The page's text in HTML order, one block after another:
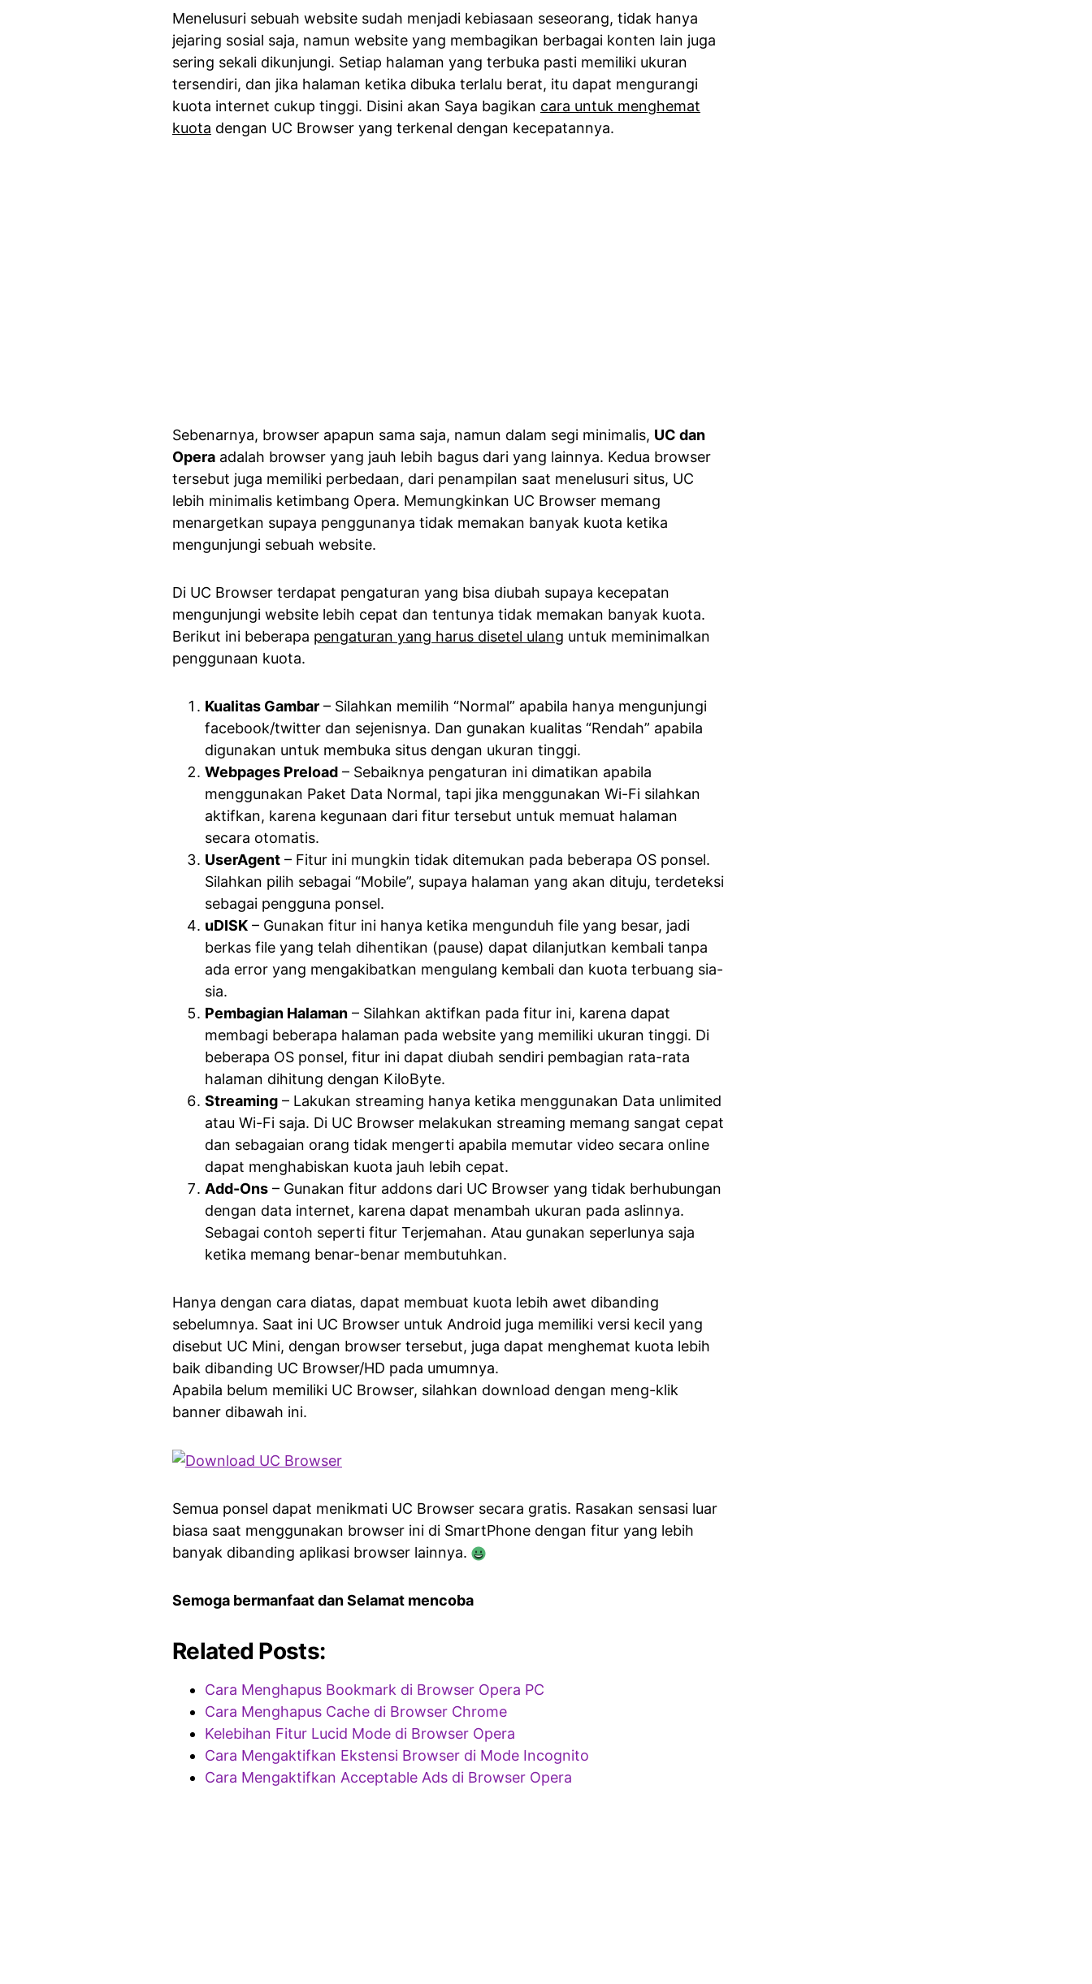
Menelusuri sebuah website sudah menjadi kebiasaan seseorang, tidak hanya
jejaring sosial saja, namun website yang membagikan berbagai konten lain juga
sering sekali dikunjungi. Setiap halaman yang terbuka pasti memiliki ukuran
tersendiri, dan jika halaman ketika dibuka terlalu berat, itu dapat mengurangi
kuota internet cukup tinggi. Disini akan Saya bagikan cara untuk menghemat
kuota dengan UC Browser yang terkenal dengan kecepatannya.
Sebenarnya, browser apapun sama saja, namun dalam segi minimalis, UC dan
Opera adalah browser yang jauh lebih bagus dari yang lainnya. Kedua browser
tersebut juga memiliki perbedaan, dari penampilan saat menelusuri situs, UC
lebih minimalis ketimbang Opera. Memungkinkan UC Browser memang
menargetkan supaya penggunanya tidak memakan banyak kuota ketika
mengunjungi sebuah website.
Di UC Browser terdapat pengaturan yang bisa diubah supaya kecepatan
mengunjungi website lebih cepat dan tentunya tidak memakan banyak kuota.
Berikut ini beberapa pengaturan yang harus disetel ulang untuk meminimalkan
penggunaan kuota.
Kualitas Gambar – Silahkan memilih “Normal” apabila hanya mengunjungi
facebook/twitter dan sejenisnya. Dan gunakan kualitas “Rendah” apabila
digunakan untuk membuka situs dengan ukuran tinggi.
Webpages Preload – Sebaiknya pengaturan ini dimatikan apabila
menggunakan Paket Data Normal, tapi jika menggunakan Wi-Fi silahkan
aktifkan, karena kegunaan dari fitur tersebut untuk memuat halaman
secara otomatis.
UserAgent – Fitur ini mungkin tidak ditemukan pada beberapa OS ponsel.
Silahkan pilih sebagai “Mobile”, supaya halaman yang akan dituju, terdeteksi
sebagai pengguna ponsel.
uDISK – Gunakan fitur ini hanya ketika mengunduh file yang besar, jadi
berkas file yang telah dihentikan (pause) dapat dilanjutkan kembali tanpa
ada error yang mengakibatkan mengulang kembali dan kuota terbuang sia-
sia.
Pembagian Halaman – Silahkan aktifkan pada fitur ini, karena dapat
membagi beberapa halaman pada website yang memiliki ukuran tinggi. Di
beberapa OS ponsel, fitur ini dapat diubah sendiri pembagian rata-rata
halaman dihitung dengan KiloByte.
Streaming – Lakukan streaming hanya ketika menggunakan Data unlimited
atau Wi-Fi saja. Di UC Browser melakukan streaming memang sangat cepat
dan sebagaian orang tidak mengerti apabila memutar video secara online
dapat menghabiskan kuota jauh lebih cepat.
Add-Ons – Gunakan fitur addons dari UC Browser yang tidak berhubungan
dengan data internet, karena dapat menambah ukuran pada aslinnya.
Sebagai contoh seperti fitur Terjemahan. Atau gunakan seperlunya saja
ketika memang benar-benar membutuhkan.
Hanya dengan cara diatas, dapat membuat kuota lebih awet dibanding
sebelumnya. Saat ini UC Browser untuk Android juga memiliki versi kecil yang
disebut UC Mini, dengan browser tersebut, juga dapat menghemat kuota lebih
baik dibanding UC Browser/HD pada umumnya.
Apabila belum memiliki UC Browser, silahkan download dengan meng-klik
banner dibawah ini.
Semua ponsel dapat menikmati UC Browser secara gratis. Rasakan sensasi luar
biasa saat menggunakan browser ini di SmartPhone dengan fitur yang lebih
banyak dibanding aplikasi browser lainnya.
Semoga bermanfaat dan Selamat mencoba
Related Posts:
Cara Menghapus Bookmark di Browser Opera PC
Cara Menghapus Cache di Browser Chrome
Kelebihan Fitur Lucid Mode di Browser Opera
Cara Mengaktifkan Ekstensi Browser di Mode Incognito
Cara Mengaktifkan Acceptable Ads di Browser Opera